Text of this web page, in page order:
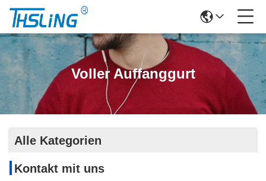
Voller Auffanggurt
Alle Kategorien
Kontakt mit uns